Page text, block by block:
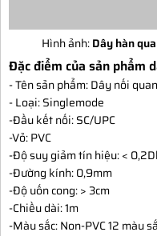
Hình ảnh:Dây hàn
Đặc điểm của sản phẩm
- Tên sản phẩm: Dây nối
- Loại: Singlemode
-Đầu kết nối: SC/UPC
-Vỏ: PVC
-Độ suy giảm tín hiệu: <
-Đường kính: 0,9mm
-Độ uốn cong: > 3cm
-Chiều dài: 1m
-Màu sắc: Non-PVC 12 màu